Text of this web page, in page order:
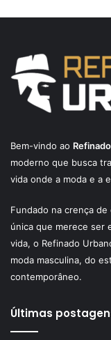
Bem-vindo ao
moderno que busca
vida onde a moda e a
Fundado na crença
única que merece ser
vida, o Refinado
moda masculina, do
contemporâneo.
Últimas